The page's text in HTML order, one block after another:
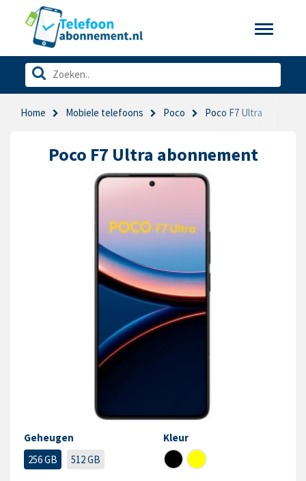
Toggle
Home Mobiele telefoons Poco Poco F7 Ultra
Poco F7 Ultra abonnement
Geheugen
256 GB
512 GB
Kleur